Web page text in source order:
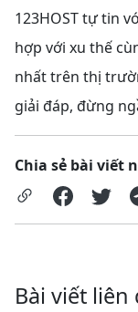
123HOST tự tin
hợp với xu thế
nhất trên thị
giải đáp, đừng
Chia sẻ bài viết
Bài viết liên